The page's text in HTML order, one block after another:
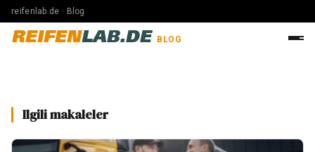
reifenlab.de · Blog
REIFENLAB.DE BLOG
Ilgili makaleler